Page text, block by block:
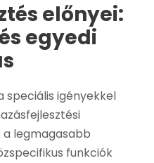
előnyei:
egyedi
speciális igényekkel
legmagasabb
funkciók